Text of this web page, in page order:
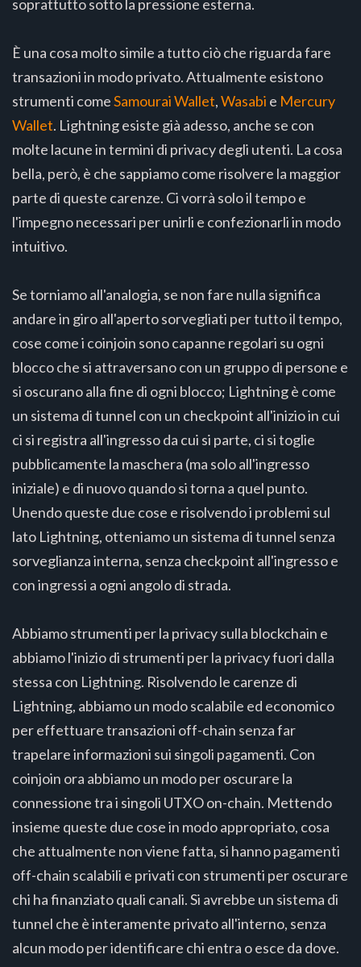
soprattutto sotto la pressione esterna.
È una cosa molto simile a tutto ciò che riguarda fare
transazioni in modo privato. Attualmente esistono
strumenti comeSamourai Wallet,Wasabi e Mercury
Wallet. Lightning esiste già adesso, anche se con
molte lacune in termini di privacy degli utenti. La cosa
bella, però, è che sappiamo come risolvere la maggior
parte di queste carenze. Ci vorrà solo il tempo e
l'impegno necessari per unirli e confezionarli in modo
intuitivo.
Se torniamo all'analogia, se non fare nulla significa
andare in giro all'aperto sorvegliati per tutto il tempo,
cose come i coinjoin sono capanne regolari su ogni
blocco che si attraversano con un gruppo di persone e
si oscurano alla fine di ogni blocco; Lightning è come
un sistema di tunnel con un checkpoint all'inizio in cui
ci si registra all'ingresso da cui si parte, ci si toglie
pubblicamente la maschera (ma solo all'ingresso
iniziale) e di nuovo quando si torna a quel punto.
Unendo queste due cose e risolvendo i problemi sul
lato Lightning, otteniamo un sistema di tunnel senza
sorveglianza interna, senza checkpoint all'ingresso e
con ingressi a ogni angolo di strada.
Abbiamo strumenti per la privacy sulla blockchain e
abbiamo l'inizio di strumenti per la privacy fuori dalla
stessa con Lightning. Risolvendo le carenze di
Lightning, abbiamo un modo scalabile ed economico
per effettuare transazioni off-chain senza far
trapelare informazioni sui singoli pagamenti. Con
coinjoin ora abbiamo un modo per oscurare la
connessione tra i singoli UTXO on-chain. Mettendo
insieme queste due cose in modo appropriato, cosa
che attualmente non viene fatta, si hanno pagamenti
off-chain scalabili e privati con strumenti per oscurare
chi ha finanziato quali canali. Si avrebbe un sistema di
tunnel che è interamente privato all'interno, senza
alcun modo per identificare chi entra o esce da dove.